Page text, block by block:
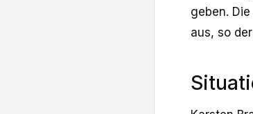
geben.
aus, so